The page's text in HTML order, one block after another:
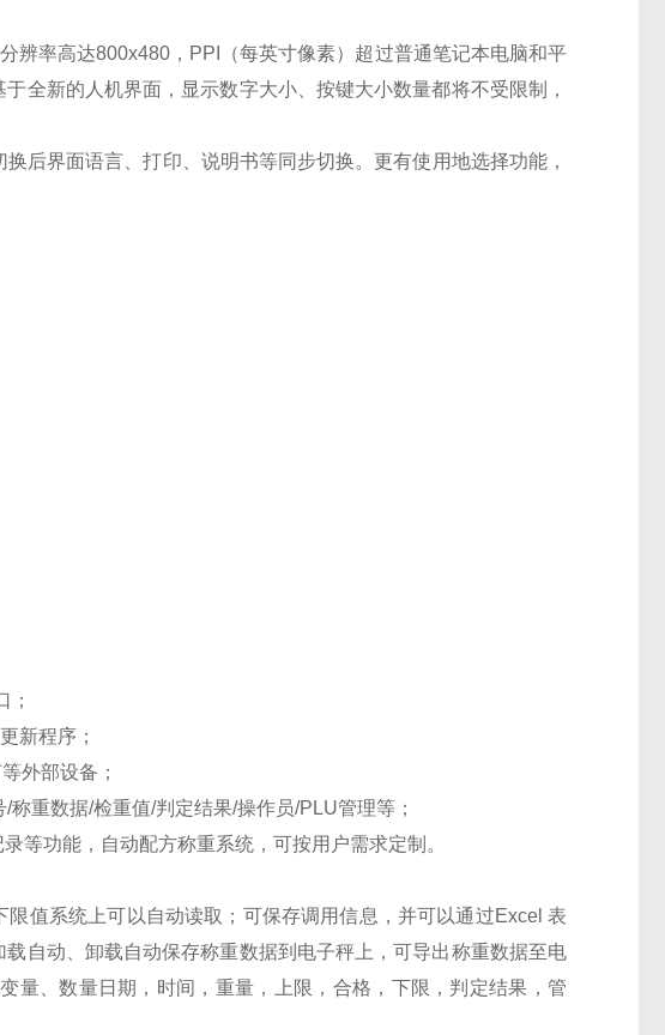
辨率高达800x480， PPI（每英寸像素）超过普通笔记本电脑和平
全新的人机界面，显示数字大小、按键大小数量都将不受限制，
后界面语言、打印、说明书等同步切换。更有使用地选择功能，
；
新程序；
外部设备；
重数据/检重值/判定结果/操作员/PLU管理等；
等功能， 自动配方称重系统，可按用户需求定制。
值系统上可以自动读取；可保存调用信息，并可以通过Excel 表
自动、卸载自动保存称重数据到电子秤上，可导出称重数据至电
量、数量日期，时间，重量，上限，合格，下限，判定结果，管